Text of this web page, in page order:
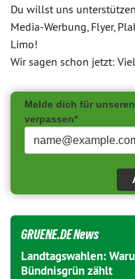
Du willst uns
Media-Werbung, Flyer,
Limo!
Wir sagen schon jetzt:
Melde dich für
verpassen*
GRUENE.DE News
Landtagswahlen:
Bündnisgrün zählt